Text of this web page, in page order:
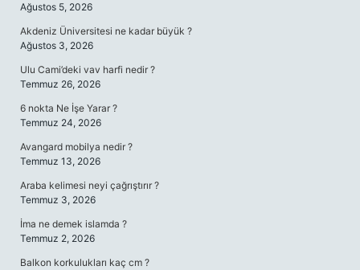
Ağustos 5, 2026
Akdeniz Üniversitesi ne kadar büyük ?
Ağustos 3, 2026
Ulu Cami’deki vav harfi nedir ?
Temmuz 26, 2026
6 nokta Ne İşe Yarar ?
Temmuz 24, 2026
Avangard mobilya nedir ?
Temmuz 13, 2026
Araba kelimesi neyi çağrıştırır ?
Temmuz 3, 2026
İma ne demek islamda ?
Temmuz 2, 2026
Balkon korkulukları kaç cm ?